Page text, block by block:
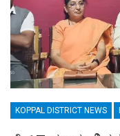
KOPPAL DISTRICT NEWS